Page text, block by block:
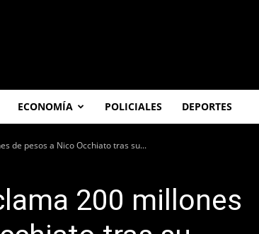
ECONOMÍA POLICIALES DEPORTES
de pesos a Nico Occhiato tras su...
200 millones